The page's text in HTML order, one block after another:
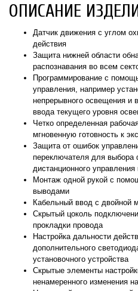
ОПИСАНИЕ
Датчик движения с углом
действия
Защита нижней области
распознавания во всем
Программирование с
управления, например
непрерывного освещения и
ввода текущего уровня
Четко определенная
мгновенную готовность к
Защита от ошибок
переключателя для
дистанционного
Монтаж одной рукой с
выводами
Кабельный ввод с двойной
Скрытый цоколь
прокладки провода
Настройка дальности
дополнительного
установочного устройства
Скрытые элементы
ненамеренного изменения